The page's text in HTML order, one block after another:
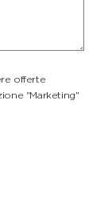
offerte
"Marketing"